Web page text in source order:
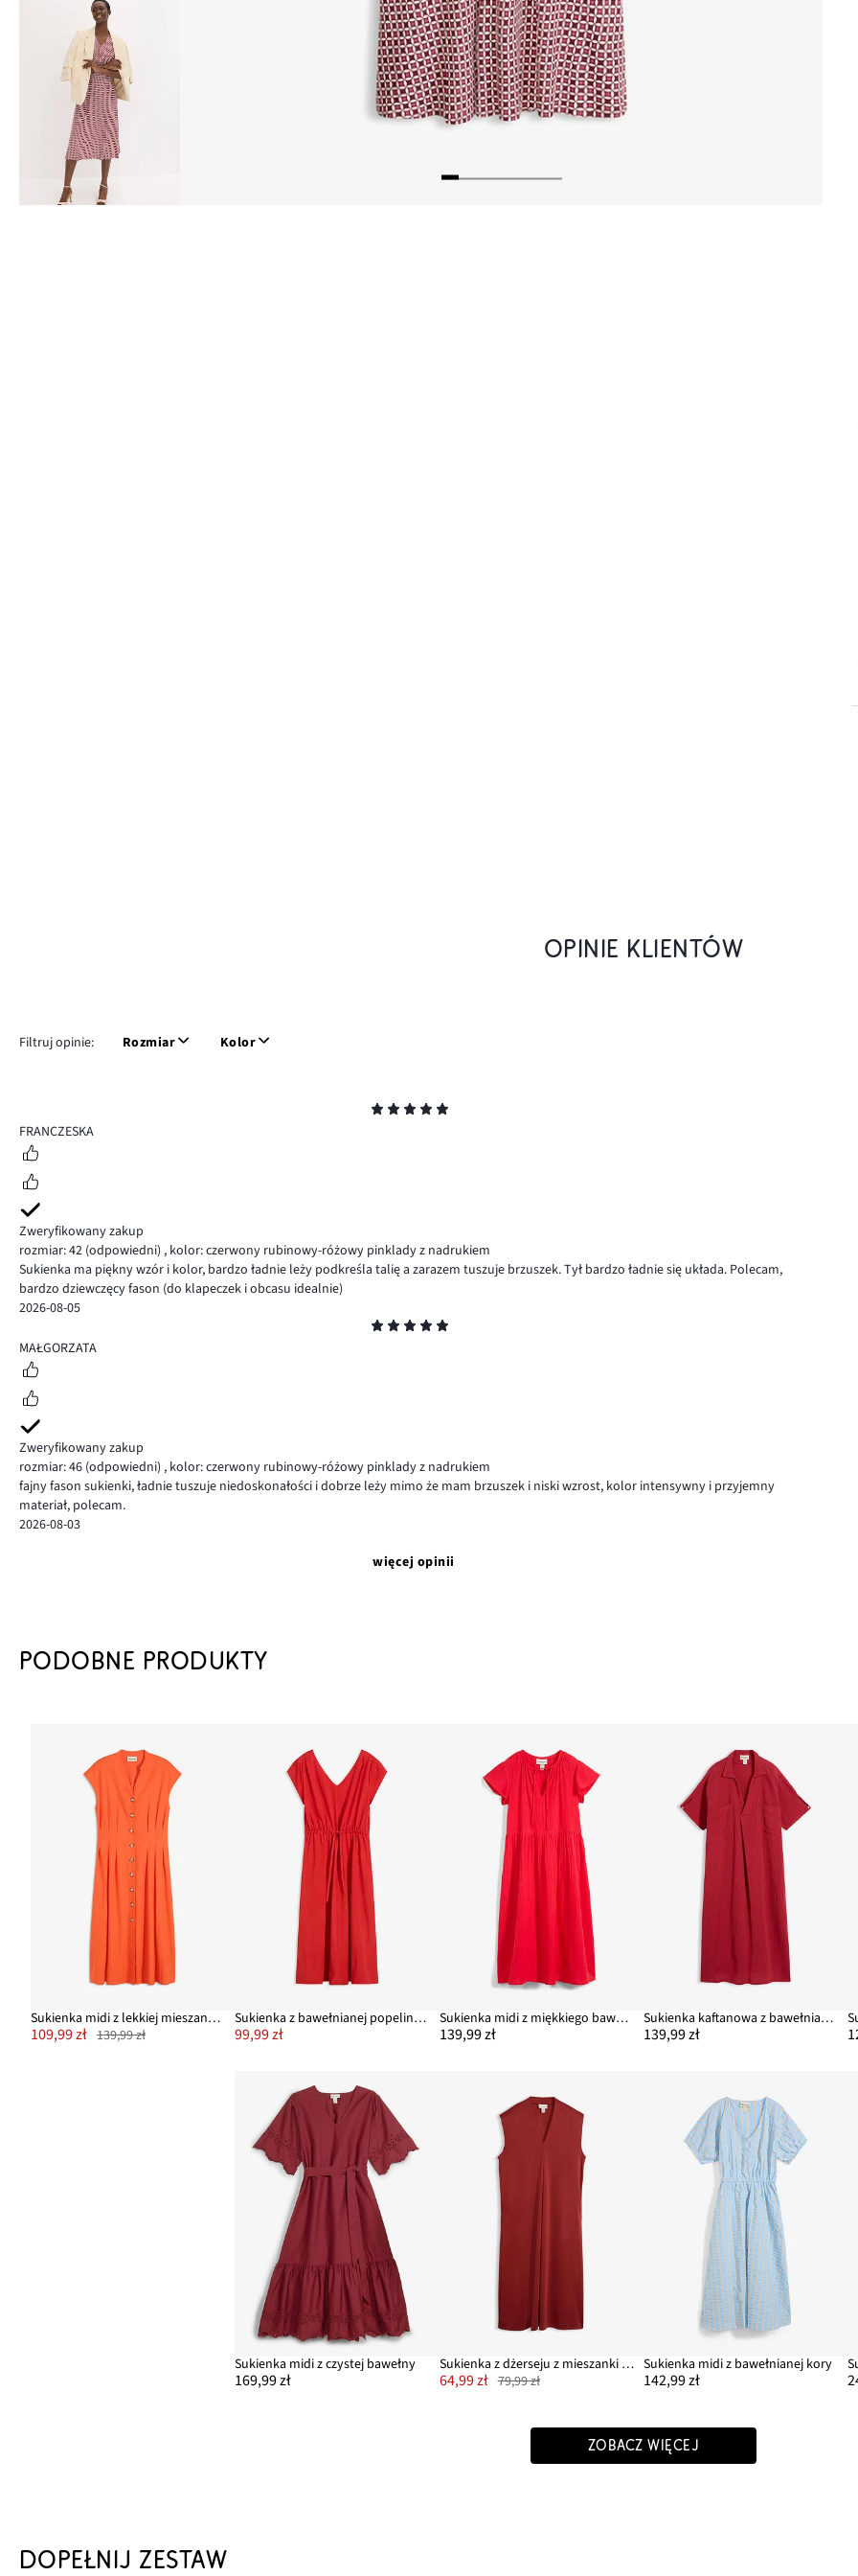
OPINIE KLIENTÓW
Filtruj opinie: Rozmiar Kolor
5
FRANCZESKA
Zweryfikowany zakup
rozmiar: 42 (odpowiedni) , kolor: czerwony rubinowy-różowy pinklady z nadrukiem
Sukienka ma piękny wzór i kolor, bardzo ładnie leży podkreśla talię a zarazem tuszuje brzuszek. Tył bardzo ładnie się układa. Polecam,
bardzo dziewczęcy fason (do klapeczek i obcasu idealnie)
2026-08-05
5
MAŁGORZATA
Zweryfikowany zakup
rozmiar: 46 (odpowiedni) , kolor: czerwony rubinowy-różowy pinklady z nadrukiem
fajny fason sukienki, ładnie tuszuje niedoskonałości i dobrze leży mimo że mam brzuszek i niski wzrost, kolor intensywny i przyjemny
materiał, polecam.
2026-08-03
więcej opinii
PODOBNE PRODUKTY
Sukienka midi z lekkiej mieszanki lnu
109,99 zł 139,99 zł
Sukienka z bawełnianej popeliny, z regulowanym wiązaniem
99,99 zł
Sukienka midi z miękkiego bawełnianego muślinu
139,99 zł
Sukienka kaftanowa z bawełnianego muślinu
139,99 zł
Sukienka midi z czystej bawełny
169,99 zł
Sukienka z dżerseju z mieszanki wiskozy, z poduszkami w ramionach
64,99 zł 79,99 zł
Sukienka midi z bawełnianej kory
142,99 zł
ZOBACZ WIĘCEJ
DOPEŁNIJ ZESTAW